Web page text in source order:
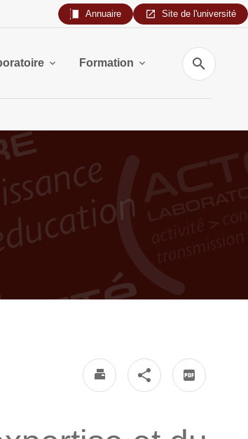
Annuaire Site de l'université
Formation
Recherche